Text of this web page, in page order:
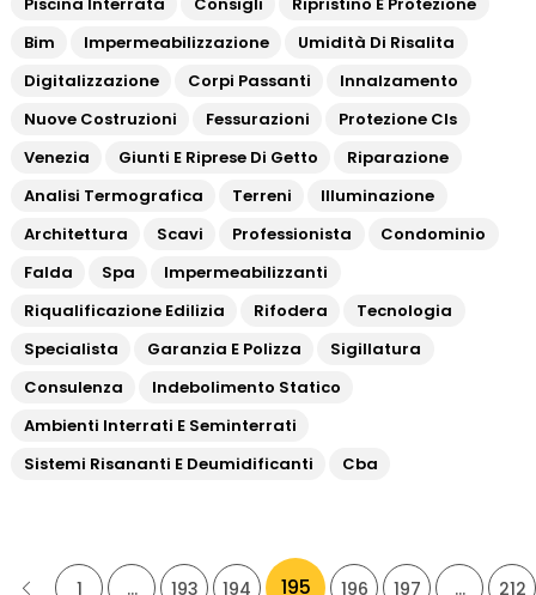
Bim
Impermeabilizzazione
Umidità Di Risalita
Digitalizzazione
Corpi Passanti
Innalzamento
Nuove Costruzioni
Fessurazioni
Protezione Cls
Venezia
Giunti E Riprese Di Getto
Riparazione
Analisi Termografica
Terreni
Illuminazione
Architettura
Scavi Professionista
Condominio
Falda
Spa
Impermeabilizzanti
Riqualificazione Edilizia
Rifodera
Tecnologia
Specialista
Garanzia E Polizza
Sigillatura
Consulenza
Indebolimento Statico
Ambienti Interrati E Seminterrati
Sistemi Risananti E Deumidificanti
Cba
1 … 193 194 195 196 197 … 212